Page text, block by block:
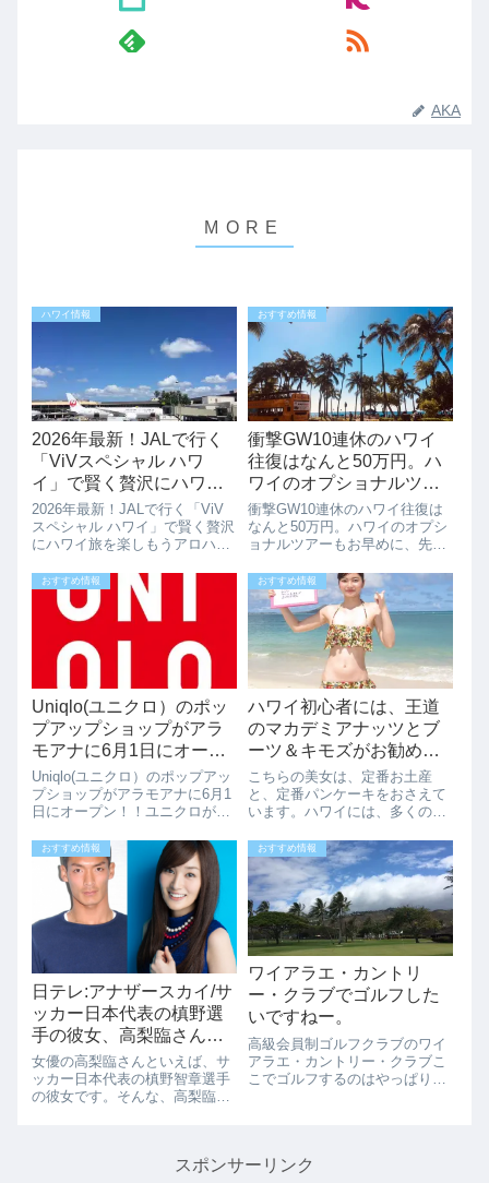
AKA
ハワイ情報
2026年最新！JALで行く
「ViVスペシャル ハワ
イ」で賢く贅沢にハワイ
旅を楽しもう
2026年最新！JALで行く「ViV
スペシャル ハワイ」で賢く贅沢
にハワイ旅を楽しもうアロハ！
に、今注目のパッケージツアー
をご紹介します。JALパックか
ら登場している「4～10月出発
おすすめ情報
衝撃GW10連休のハワイ
往復はなんと50万円。ハ
ワイのオプショナルツア
ーもお早めに、
衝撃GW10連休のハワイ往復は
なんと50万円。ハワイのオプシ
ョナルツアーもお早めに、先
報道されていました。なんと今
年のゴールデンウィークのハワ
イ旅行のお値段が50万以上もす
るのだという。“価格高騰”ハワ
イ往復50...
おすすめ情報
Uniqlo(ユニクロ）のポッ
プアップショップがアラ
モアナに6月1日にオープ
ン！！
Uniqlo(ユニクロ）のポップアッ
プショップがアラモアナに6月1
日にオープン！！ユニクロがア
記事を書きましたが、ストアオ
ープンに先駆けてポップアップ
ショップが6月1日オープンしま
す。前回の記事はこちらユニク
ロは...
おすすめ情報
ハワイ初心者には、王道
のマカデミアナッツとブ
ーツ＆キモズがお勧めで
す。
こちらの美女は、定番お土産
と、定番パンケーキをおさえて
います。ハワイには、多くのリ
が、ハワイにはじめて来たかた
や初心者のかたには、お土産
は、マカデミアナッツ！！パン
ケーキは、ブーツ＆キモズ！！
がお勧めです。これは、...
おすすめ情報
日テレ:アナザースカイ/サ
ッカー日本代表の槙野選
手の彼女、高梨臨さんが
ハワイでフルマラソン走
るよ。
女優の高梨臨さんといえば、サ
ッカー日本代表の槙野智章選手
の彼女です。そんな、高梨臨さ
ハワイの歩きかた』の映画撮影
おすすめ情報
ワイアラエ・カントリ
ー・クラブでゴルフした
いですねー。
高級会員制ゴルフクラブのワイ
アラエ・カントリー・クラブこ
こでゴルフするのはやっぱり憧
ーできない憧れのコースです。
スポンサーリンク